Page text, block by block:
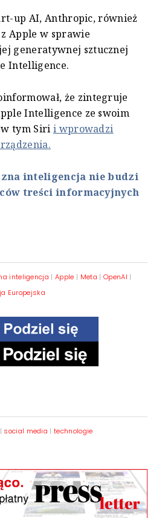
up AI, Anthropic, również
Apple w sprawie
generatywnej sztucznej
Intelligence.
że zintegruje
Intelligence ze swoim
tym Siri i wprowadzi
inteligencja nie budzi
treści informacyjnych
inteligencja |Apple | Meta | OpenAI |
Europejska
| social media |technologie